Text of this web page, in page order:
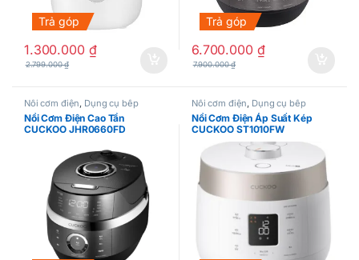
Trả góp
1.300.000 ₫
2.799.000₫
Trả góp
6.700.000 ₫
7.900.000₫
Nồi cơm điện, Dụng cụ bếp
Nồi Cơm Điện Cao Tần
CUCKOO JHR0660FD
Nồi cơm điện, Dụng cụ bếp
Nồi Cơm Điện Áp Suất Kép
CUCKOO ST1010FW